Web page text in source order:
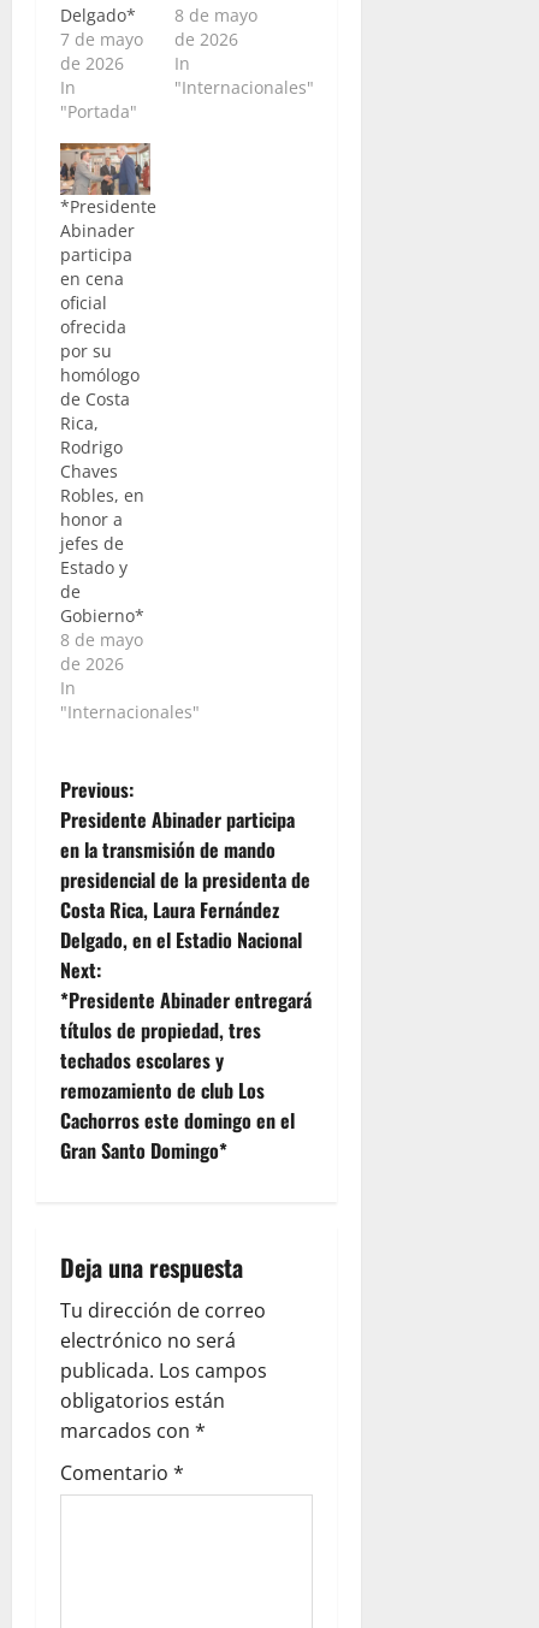
Delgado*
7 de mayo
de 2026
In
"Portada"
8 de mayo
de 2026
In
"Internacionales"
*Presidente
Abinader
participa
en cena
oficial
ofrecida
por su
homólogo
de Costa
Rica,
Rodrigo
Chaves
Robles, en
honor a
jefes de
Estado y
de
Gobierno*
8 de mayo
de 2026
In
"Internacionales"
P
o
s
t
n
a
v
i
a
t
i
o
n
Previous:
Presidente Abinader participa
en la transmisión de mando
presidencial de la presidenta de
Costa Rica, Laura Fernández
Delgado, en el Estadio Nacional
Next:
*Presidente Abinader entregará
títulos de propiedad, tres
techados escolares y
remozamiento de club Los
Cachorros este domingo en el
Gran Santo Domingo*
Deja una respuesta
Tu dirección de correo
electrónico no será
publicada. Los campos
obligatorios están
marcados con *
Comentario *